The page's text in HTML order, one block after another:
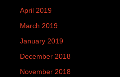
April 2019
March 2019
January 2019
December 2018
November 2018